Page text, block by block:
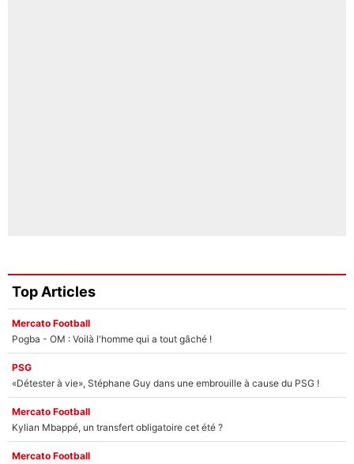
Top Articles
Mercato Football
Pogba - OM : Voilà l'homme qui a tout gâché !
PSG
«Détester à vie», Stéphane Guy dans une embrouille à cause du PSG !
Mercato Football
Kylian Mbappé, un transfert obligatoire cet été ?
Mercato Football